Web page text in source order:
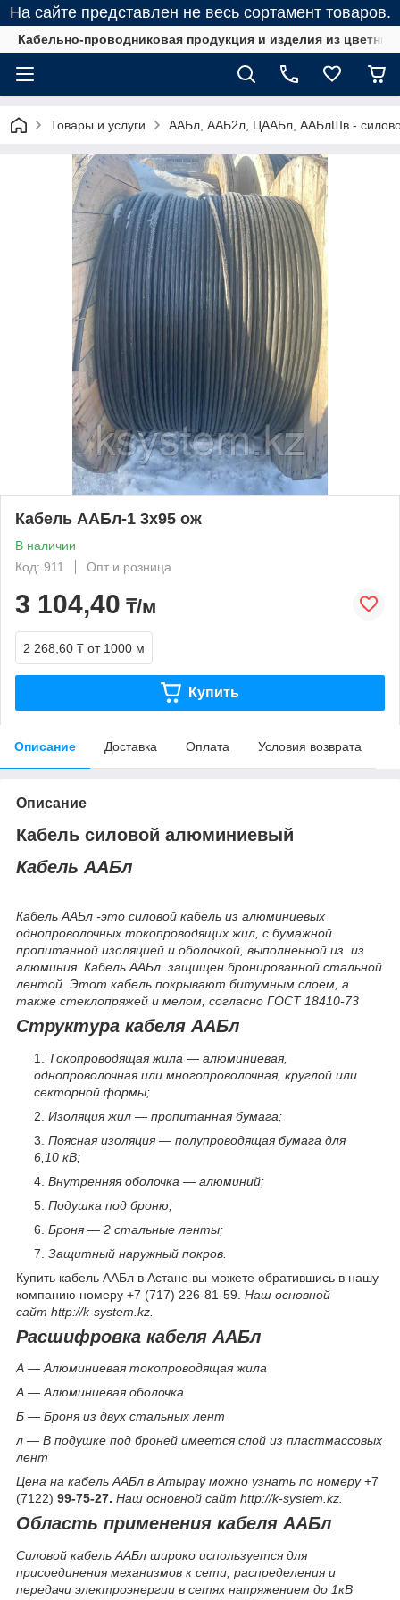
На сайте представлен не весь сортамент товаров.
Кабельно-проводниковая продукция и изделия из
Товары и услуги ААБл, ААБ2л, ЦААБл, ААБлШв -
Кабель ААБл-1 3х95 ож
В наличии
Код: 911
Опт и розница
3 104,40 ₸/м
2 268,60 ₸ от 1000 м
Купить
Описание Доставка Оплата Условия возврата
Описание
Кабель силовой алюминиевый
Кабель ААБл
Кабель ААБл -это силовой кабель из алюминиевых
однопроволочных токопроводящих жил, с бумажной
пропитанной изоляцией и оболочкой, выполненной из из
алюминия. Кабель ААБл защищен бронированной стальной
лентой. Этот кабель покрывают битумным слоем, а
также стеклопряжей и мелом, согласно ГОСТ 18410-73
Структура кабеля ААБл
Токопроводящая жила — алюминиевая,
однопроволочная или многопроволочная, круглой или
секторной формы;
Изоляция жил — пропитанная бумага;
Поясная изоляция — полупроводящая бумага для
6,10 кВ;
Внутренняя оболочка — алюминий;
Подушка под броню;
Броня — 2 стальные ленты;
Защитный наружный покров.
Купить кабель ААБл в Астане вы можете обратившись в нашу
компанию номеру +7 (717) 226-81-59. Наш основной
сайт http://k-system.kz.
Расшифровка кабеля ААБл
А — Алюминиевая токопроводящая жила
А — Алюминиевая оболочка
Б — Броня из двух стальных лент
л — В подушке под броней имеется слой из пластмассовых
лент
Цена на кабель ААБл в Атырау можно узнать по номеру+7
(7122) 99-75-27. Наш основной сайт http://k-system.kz.
Область применения кабеля ААБл
Силовой кабель ААБл широко используется для
присоединения механизмов к сети, распределения и
передачи электроэнергии в сетях напряжением до 1кВ